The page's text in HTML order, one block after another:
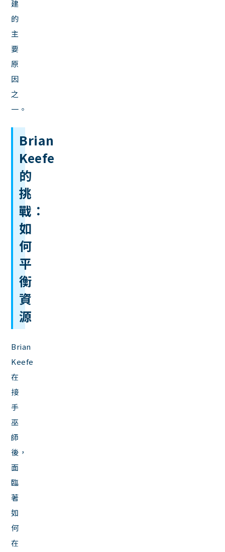
建
的
主
要
原
因
之
一。
Brian
Keefe
的
挑
戰：
如
何
平
衡
資
源
Brian
Keefe
在
接
手
巫
師
後，
面
臨
著
如
何
在